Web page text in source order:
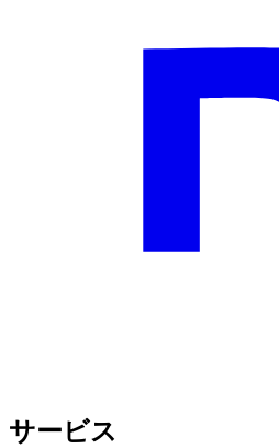
サービス